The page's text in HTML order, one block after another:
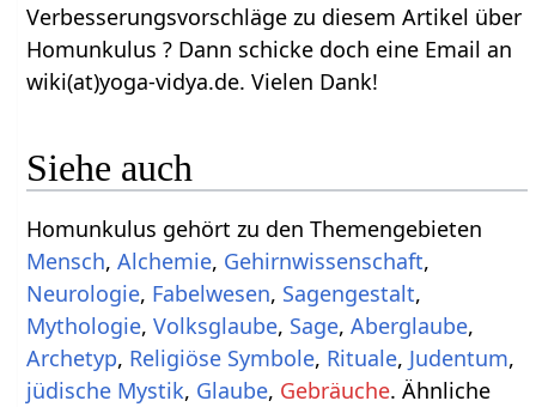
Verbesserungsvorschläge zu diesem Artikel über
Homunkulus ? Dann schicke doch eine Email an
wiki(at)yoga-vidya.de. Vielen Dank!
Siehe auch
Homunkulus gehört zu den Themengebieten
Mensch,Alchemie, Gehirnwissenschaft,
Neurologie, Fabelwesen, Sagengestalt,
Mythologie,Volksglaube, Sage,Aberglaube,
Archetyp, Religiöse Symbole, Rituale, Judentum,
jüdische Mystik, Glaube, Gebräuche. Ähnliche